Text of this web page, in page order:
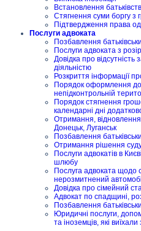
Встановлення
Стягнення суми боргу з
Підтвердження права
Послуги адвоката
Позбавлення
Послуги адвоката з
Довідка про
діяльністю
Розкриття інформації
Порядок оформлення
непідконтрольній
Порядок стягнення
календарні дні
Отримання, відновлення
Донецьк, Луганськ
Позбавлення
Отримання рішення
Послуги адвокатів в
шлюбу
Послуга адвоката щодо
нерозмитнений
Довідка про сімейний
Адвокат по спадщині,
Позбавлення
Юридичні послуги,
та іноземців, які